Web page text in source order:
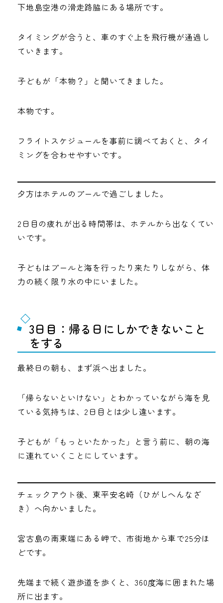
下地島空港の滑走路脇にある場所です。
タイミングが合うと、車のすぐ上を飛行機が通過し
ていきます。
子どもが「本物？」と聞いてきました。
本物です。
フライトスケジュールを事前に調べておくと、タイ
ミングを合わせやすいです。
夕方はホテルのプールで過ごしました。
2日目の疲れが出る時間帯は、ホテルから出なくてい
いです。
子どもはプールと海を行ったり来たりしながら、体
力の続く限り水の中にいました。
3日目：帰る日にしかできないこと
をする
最終日の朝も、まず浜へ出ました。
「帰らないといけない」とわかっていながら海を見
ている気持ちは、2日目とは少し違います。
子どもが「もっといたかった」と言う前に、朝の海
に連れていくことにしています。
チェックアウト後、東平安名崎（ひがしへんなざ
き）へ向かいました。
宮古島の南東端にある岬で、市街地から車で25分ほ
どです。
先端まで続く遊歩道を歩くと、360度海に囲まれた場
所に出ます。